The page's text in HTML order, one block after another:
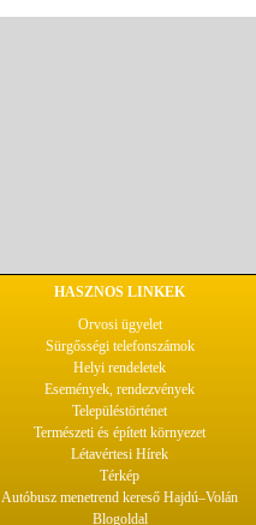
HASZNOS LINKEK
Orvosi ügyelet
Sürgősségi telefonszámok
Helyi rendeletek
Események, rendezvények
Településtörténet
Természeti és épített környezet
Létavértesi Hírek
Térkép
Autóbusz menetrend kereső Hajdú–Volán
Blogoldal